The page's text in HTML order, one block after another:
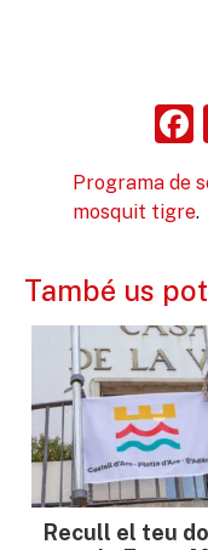
Programa de
mosquit tigre.
També us
Recull el teu